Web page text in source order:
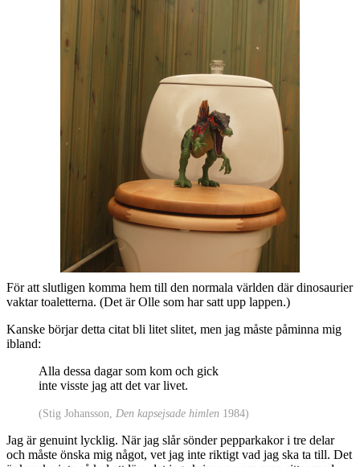
För att slutligen komma hem till den normala världen där dinosaurier
vaktar toaletterna. (Det är Olle som har satt upp lappen.)
Kanske börjar detta citat bli litet slitet, men jag måste påminna mig
ibland:
Alla dessa dagar som kom och gick
inte visste jag att det var livet.
(Stig Johansson, Den kapsejsade himlen 1984)
Jag är genuint lycklig. När jag slår sönder pepparkakor i tre delar
och måste önska mig något, vet jag inte riktigt vad jag ska ta till. Det